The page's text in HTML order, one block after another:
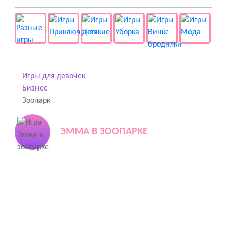
Игры для девочек
Бизнес
Зоопарк
ЭММА В ЗООПАРКЕ